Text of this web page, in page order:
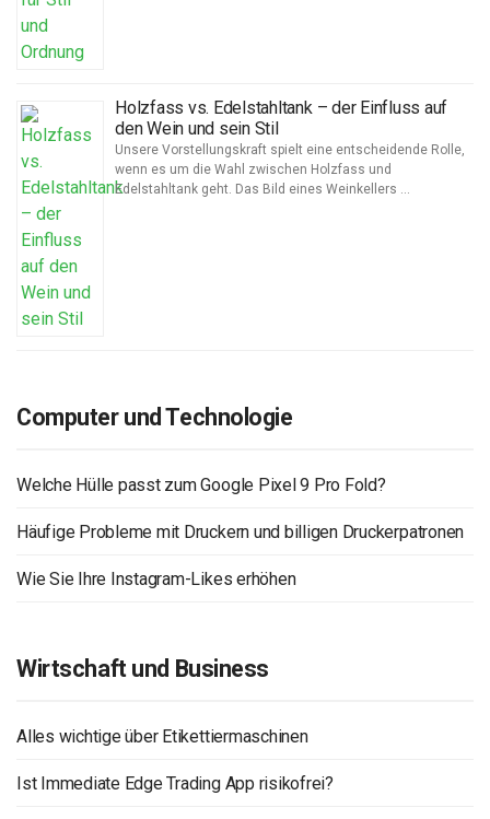
Holzfass vs. Edelstahltank – der Einfluss auf
den Wein und sein Stil
Unsere Vorstellungskraft spielt eine entscheidende Rolle,
wenn es um die Wahl zwischen Holzfass und
Edelstahltank geht. Das Bild eines Weinkellers …
Computer und Technologie
Welche Hülle passt zum Google Pixel 9 Pro Fold?
Häufige Probleme mit Druckern und billigen Druckerpatronen
Wie Sie Ihre Instagram-Likes erhöhen
Wirtschaft und Business
Alles wichtige über Etikettiermaschinen
Ist Immediate Edge Trading App risikofrei?